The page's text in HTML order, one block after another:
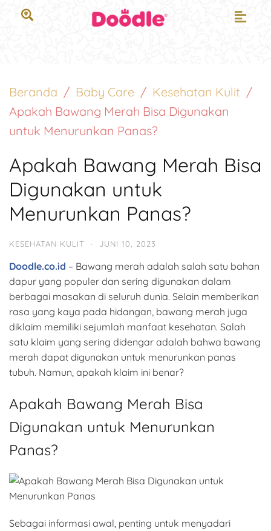
Beranda Baby Care
Kesehatan Kulit
Apakah Bawang Merah Bisa Digunakan
untuk Menurunkan Panas?
Apakah Bawang Merah Bisa
Digunakan untuk
Menurunkan Panas?
KESEHATAN KULIT · JUNI 10, 2023
Doodle.co.id – Bawang merah adalah salah satu bahan
dapur yang populer dan sering digunakan dalam
berbagai masakan di seluruh dunia. Selain memberikan
rasa yang kaya pada hidangan, bawang merah juga
diklaim memiliki sejumlah manfaat kesehatan. Salah
satu klaim yang sering didengar adalah bahwa bawang
merah dapat digunakan untuk menurunkan panas
tubuh. Namun, apakah klaim ini benar?
Apakah Bawang Merah Bisa
Digunakan untuk Menurunkan
Panas?
Sebagai informasi awal, penting untuk menyadari